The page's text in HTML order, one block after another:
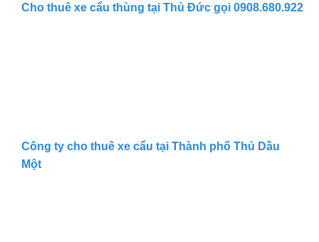
Cho thuê xe cẩu thùng tại Thủ Đức gọi 0908.680.922
Công ty cho thuê xe cẩu tại Thành phố Thủ Dầu
Một